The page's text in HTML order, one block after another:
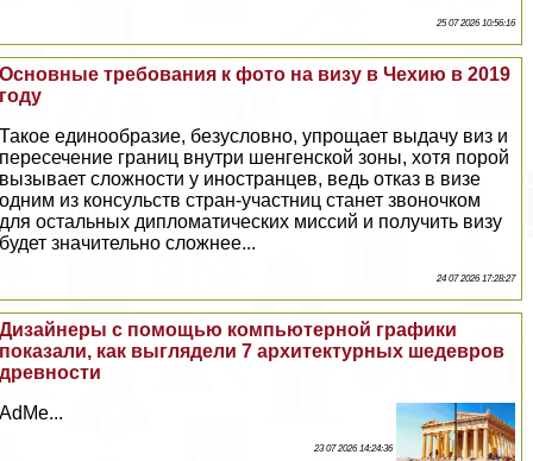
25 07 2026 10:56:16
Основные требования к фото на визу в Чехию в 2019
году
Такое единообразие, безусловно, упрощает выдачу виз и
пересечение границ внутри шенгенской зоны, хотя порой
вызывает сложности у иностранцев, ведь отказ в визе
одним из консульств стран-участниц станет звоночком
для остальных дипломатических миссий и получить визу
будет значительно сложнее...
24 07 2026 17:28:27
Дизайнеры с помощью компьютерной графики
показали, как выглядели 7 архитектурных шедевров
древности
AdMe...
23 07 2026 14:24:36